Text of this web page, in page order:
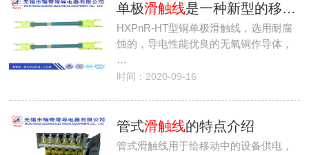
单极滑触线是一种新型的移动供电系统
HXPnR-HT型铜单极滑触线，选用耐腐
蚀的，导电性能优良的无氧铜作导体，
…
时间：2020-09-16
管式滑触线的特点介绍
管式滑触线用于给移动中的设备供电，